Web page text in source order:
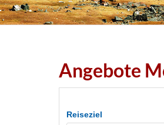
Angebote
Reiseziel